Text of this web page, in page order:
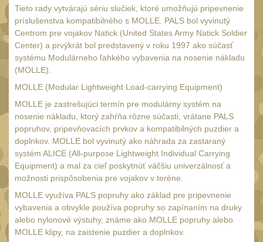
Na vzduchovku 15
Na kuše
Velký oční reliéf
Na dlouhé
vzdálenosti 13
Multi-range33
Krátka a střední
vzdálenost
16
Príslušenstvo pre
optiku 9
UTG 45
Accushot7
Accushot Tactical
Tieto rady vytvárajú sériu slučiek, ktoré umožňujú pripevnenie
príslušenstva kompatibilného s MOLLE. PALS bol vyvinutý
Centrom pre vojakov Natick (United States Army Natick Soldier
Center) a prvýkrát bol predstavený v roku 1997 ako súčasť
systému Modulárneho ľahkého vybavenia na nosenie nákladu
(MOLLE).
MOLLE (Modular Lightweight Load-carrying Equipment)
MOLLE je zastrešujúci termín pre modulárny systém na
nosenie nákladu, ktorý zahŕňa rôzne súčasti, vrátane PALS
popruhov, pripevňovacích prvkov a kompatibilných puzdier a
doplnkov. MOLLE bol vyvinutý ako náhrada za zastaraný
systém ALICE (All-purpose Lightweight Individual Carrying
Equipment) a mal za cieľ poskytnúť väčšiu univerzálnosť a
možnosti prispôsobenia pre vojakov v teréne.
MOLLE využíva PALS popruhy ako základ pre pripevnenie
vybavenia a obvykle používa popruhy so zapínaním na druky
alebo nylonové výstuhy, známe ako MOLLE popruhy alebo
MOLLE klipy, na zaistenie puzdier a doplnkov.